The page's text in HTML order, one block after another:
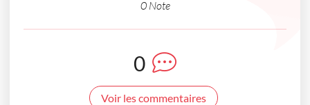
0 Note
0
Voir les commentaires